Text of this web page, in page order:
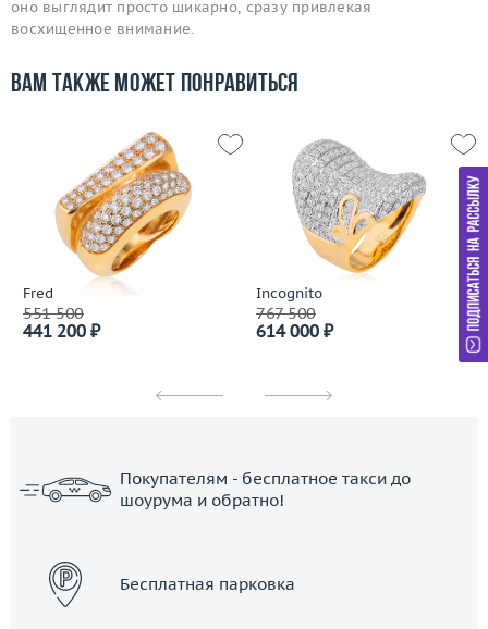
оно выглядит просто шикарно, сразу привлекая
восхищенное внимание.
Вам также может понравиться
Fred
551 500
441 200 ₽
Incognito
767 500
614 000 ₽
Покупателям - бесплатное такси до
шоурума и обратно!
Бесплатная парковка